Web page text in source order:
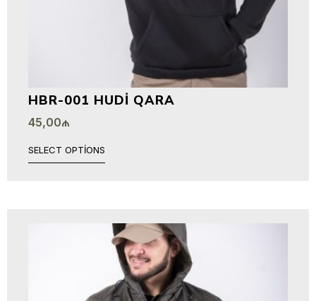
HBR-001 HUDI QARA
45,00₼
SELECT OPTIONS